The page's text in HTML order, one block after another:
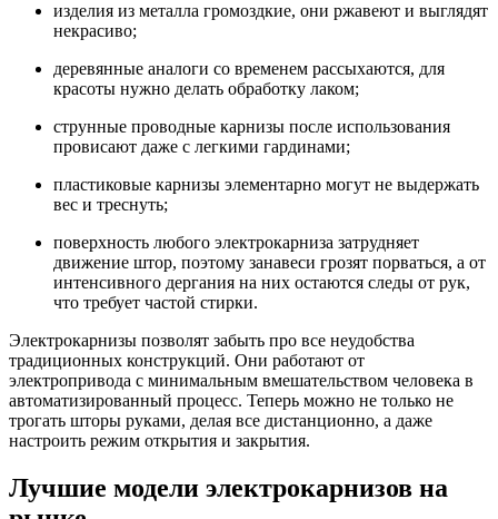
изделия из металла громоздкие, они ржавеют и выглядят
некрасиво;
деревянные аналоги со временем рассыхаются, для
красоты нужно делать обработку лаком;
струнные проводные карнизы после использования
провисают даже с легкими гардинами;
пластиковые карнизы элементарно могут не выдержать
вес и треснуть;
поверхность любого электрокарниза затрудняет
движение штор, поэтому занавеси грозят порваться, а от
интенсивного дергания на них остаются следы от рук,
что требует частой стирки.
Электрокарнизы позволят забыть про все неудобства
традиционных конструкций. Они работают от
электропривода с минимальным вмешательством человека в
автоматизированный процесс. Теперь можно не только не
трогать шторы руками, делая все дистанционно, а даже
настроить режим открытия и закрытия.
Лучшие модели электрокарнизов на